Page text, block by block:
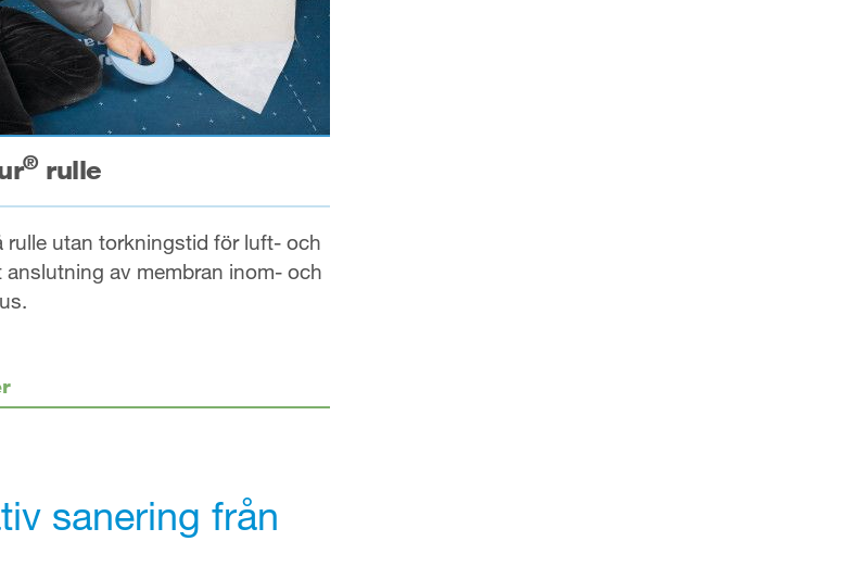
®rulle
rulle utan torkningstid för luft- och
anslutning av membran inom- och
sanering från